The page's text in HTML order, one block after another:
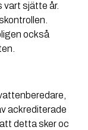
vart sjätte år.
också
ackrediterade
detta sker och